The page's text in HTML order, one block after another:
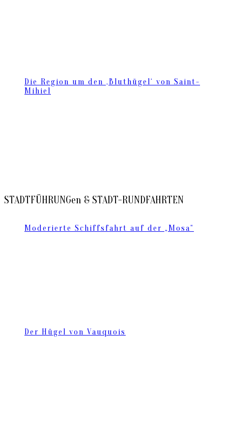
Die Region um den ‚Bluthügel‘ von Saint-
Mihiel
STADTFÜHRUNGen & STADT-RUNDFAHRTEN
Moderierte Schiffsfahrt auf der „Mosa“
Der Hügel von Vauquois